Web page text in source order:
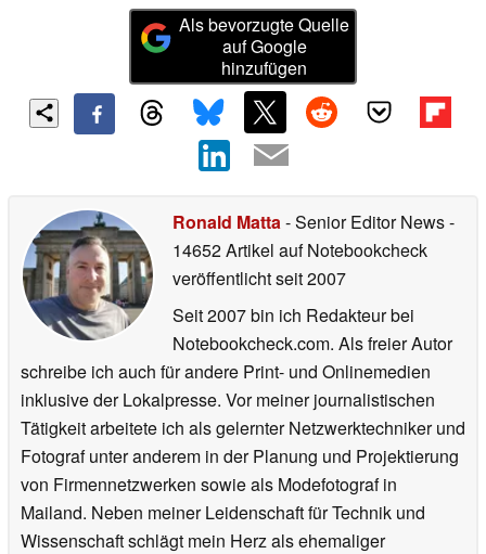
Als bevorzugte Quelle
auf Google
hinzufügen
Ronald Matta- Senior Editor News-
14652 Artikel auf Notebookcheck
veröffentlichtseit 2007
Seit 2007 bin ich Redakteur bei
Notebookcheck.com. Als freier Autor
schreibe ich auch für andere Print- und Onlinemedien
inklusive der Lokalpresse. Vor meiner journalistischen
Tätigkeit arbeitete ich als gelernter Netzwerktechniker und
Fotograf unter anderem in der Planung und Projektierung
von Firmennetzwerken sowie als Modefotograf in
Mailand. Neben meiner Leidenschaft für Technik und
Wissenschaft schlägt mein Herz als ehemaliger